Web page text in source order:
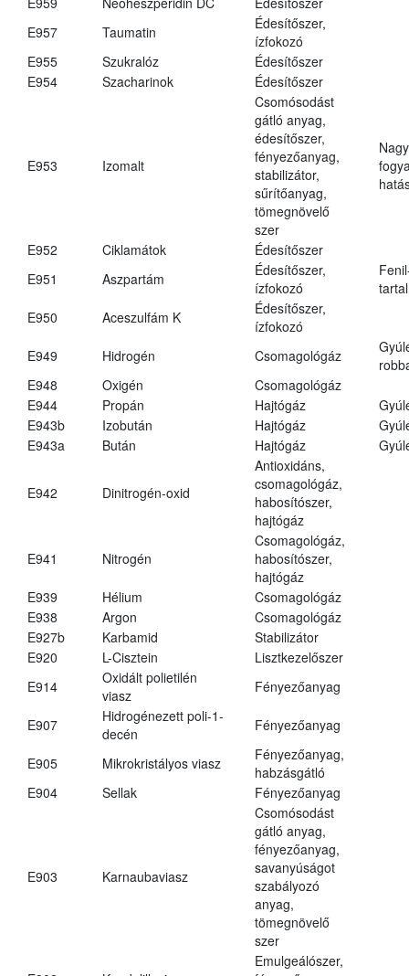
E957
Taumatin
Édesítőszer,
ízfokozó
E955
Szukralóz
Édesítőszer
E954
Szacharinok Édesítőszer
E953 Izomalt
Csomósodást
gátló anyag,
édesítőszer,
fényezőanyag,
stabilizátor,
sűrítőanyag,
tömegnövelő
szer
E952 Ciklamátok
Édesítőszer
E951
Aszpartám
Édesítőszer,
ízfokozó
E950
Aceszulfám K
Édesítőszer,
ízfokozó
E949
Hidrogén Csomagológáz
E948
Oxigén
Csomagológáz
E944
Propán Hajtógáz
E943b
Izobután Hajtógáz
E943a
Bután Hajtógáz
E942 Dinitrogén-oxid
Antioxidáns,
csomagológáz,
habosítószer,
hajtógáz
E941 Nitrogén
Csomagológáz,
habosítószer,
hajtógáz
E939
Hélium
Csomagológáz
E938
Argon
Csomagológáz
E927b
Karbamid
Stabilizátor
E920
L-Cisztein
Lisztkezelőszer
E914
Oxidált polietilén
viasz
Fényezőanyag
E907
Hidrogénezett poli-1-
decén
Fényezőanyag
E905 Mikrokristályos viasz
Fényezőanyag,
habzásgátló
E904
Sellak Fényezőanyag
E903 Karnaubaviasz
Csomósodást
gátló anyag,
fényezőanyag,
savanyúságot
szabályozó
anyag,
tömegnövelő
szer
Emulgeálószer,